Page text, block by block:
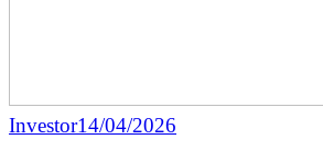
Investor14/04/2026